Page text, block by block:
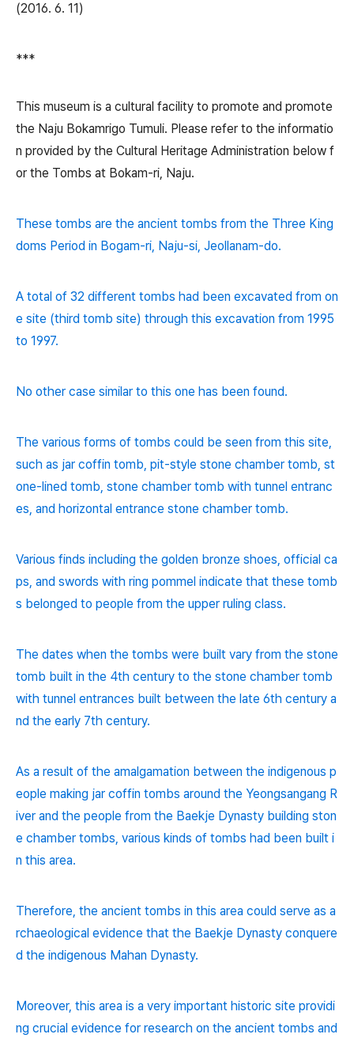
(2016. 6. 11)
***
This museum is a cultural facility to promote and promote
the Naju Bokamrigo Tumuli. Please refer to the informatio
n provided by the Cultural Heritage Administration below f
or the Tombs at Bokam-ri, Naju.
These tombs are the ancient tombs from the Three King
doms Period in Bogam-ri, Naju-si, Jeollanam-do.
A total of 32 different tombs had been excavated from on
e site (third tomb site) through this excavation from 1995
to 1997.
No other case similar to this one has been found.
The various forms of tombs could be seen from this site,
such as jar coffin tomb, pit-style stone chamber tomb, st
one-lined tomb, stone chamber tomb with tunnel entranc
es, and horizontal entrance stone chamber tomb.
Various finds including the golden bronze shoes, official ca
ps, and swords with ring pommel indicate that these tomb
s belonged to people from the upper ruling class.
The dates when the tombs were built vary from the stone
tomb built in the 4th century to the stone chamber tomb
with tunnel entrances built between the late 6th century a
nd the early 7th century.
As a result of the amalgamation between the indigenous p
eople making jar coffin tombs around the Yeongsangang R
iver and the people from the Baekje Dynasty building ston
e chamber tombs, various kinds of tombs had been built i
n this area.
Therefore, the ancient tombs in this area could serve as a
rchaeological evidence that the Baekje Dynasty conquere
d the indigenous Mahan Dynasty.
Moreover, this area is a very important historic site providi
ng crucial evidence for research on the ancient tombs and